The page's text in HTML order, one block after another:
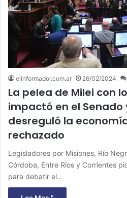
elinformador.com.ar 26/02/2024
La pelea de Milei con
impactó en el Senado
desreguló la
rechazado
Legisladores por Misiones, Río
Córdoba, Entre Ríos y Corrientes
para debatir el…